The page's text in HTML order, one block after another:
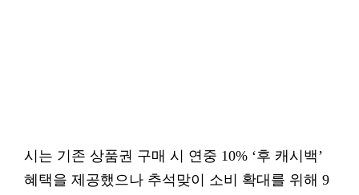
시는 기존 상품권 구매 시 연중 10% ‘후 캐시백’
혜택을 제공했으나 추석맞이 소비 확대를 위해 9